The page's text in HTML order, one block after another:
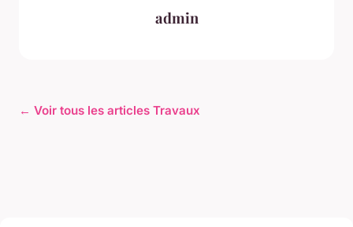
admin
← Voir tous les articles Travaux